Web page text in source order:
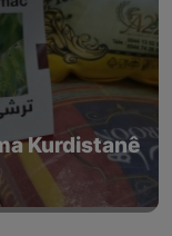
Kurdistanê